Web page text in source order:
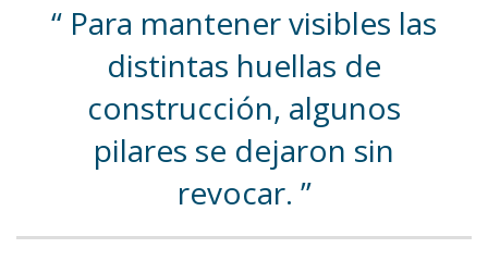
Para mantener visibles las
distintas huellas de
construcción, algunos
pilares se dejaron sin
revocar.